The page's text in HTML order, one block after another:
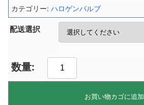
配送選択
お買い物カゴに追加
カテゴリー: ハロゲンバルブ